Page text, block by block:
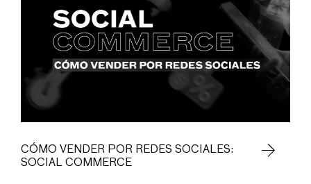
CÓMO VENDER POR REDES SOCIALES:
SOCIAL COMMERCE